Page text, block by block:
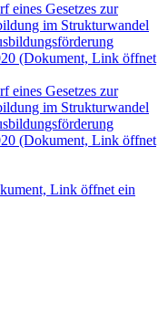
eines Gesetzes zur
im Strukturwandel
(Dokument, Link öffnet
eines Gesetzes zur
im Strukturwandel
(Dokument, Link öffnet
Link öffnet ein